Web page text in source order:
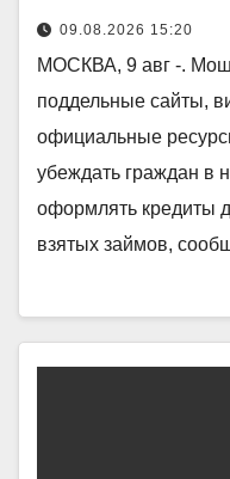
09.08.2026 15:20
МОСКВА, 9 авг -.
поддельные сайты,
официальные
убеждать граждан в
оформлять кредиты
взятых займов,